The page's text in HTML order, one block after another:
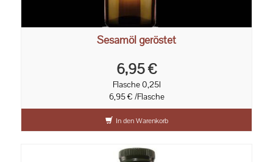
Sesamöl geröstet
6,95 €
Flasche 0,25l
6,95 € /Flasche
In den Warenkorb